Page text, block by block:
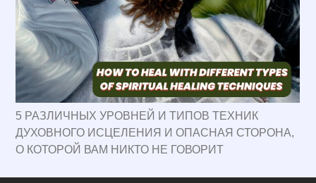
5 РАЗЛИЧНЫХ УРОВНЕЙ И ТИПОВ ТЕХНИК
ДУХОВНОГО ИСЦЕЛЕНИЯ И ОПАСНАЯ СТОРОНА,
О КОТОРОЙ ВАМ НИКТО НЕ ГОВОРИТ